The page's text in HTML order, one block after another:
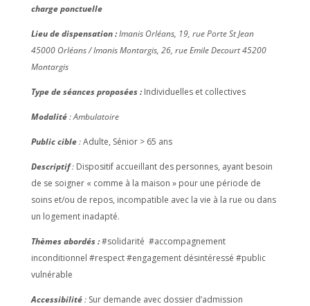
charge ponctuelle
Lieu de dispensation :Imanis Orléans, 19, rue Porte St Jean
45000 Orléans / Imanis Montargis, 26, rue Emile Decourt 45200
Montargis
Type de séances proposées :Individuelles et collectives
Modalité: Ambulatoire
Public cible:Adulte, Sénior > 65 ans
Descriptif: Dispositif accueillant des personnes, ayant besoin
de se soigner « comme à la maison » pour une période de
soins et/ou de repos, incompatible avec la vie à la rue ou dans
un logement inadapté.
Thèmes abordés :#solidarité #accompagnement
inconditionnel #respect #engagement désintéressé #public
vulnérable
Accessibilité: Sur demande avec dossier d’admission